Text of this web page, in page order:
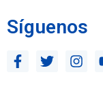
Síguenos